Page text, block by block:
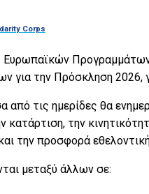
Corps
Ευρωπαϊκών
για την Πρόσκληση
από τις ημερίδες θα
κατάρτιση, την
την προσφορά
μεταξύ άλλων σε: